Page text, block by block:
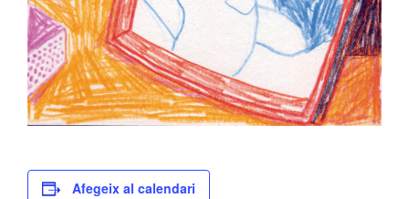
Afegeix al calendari